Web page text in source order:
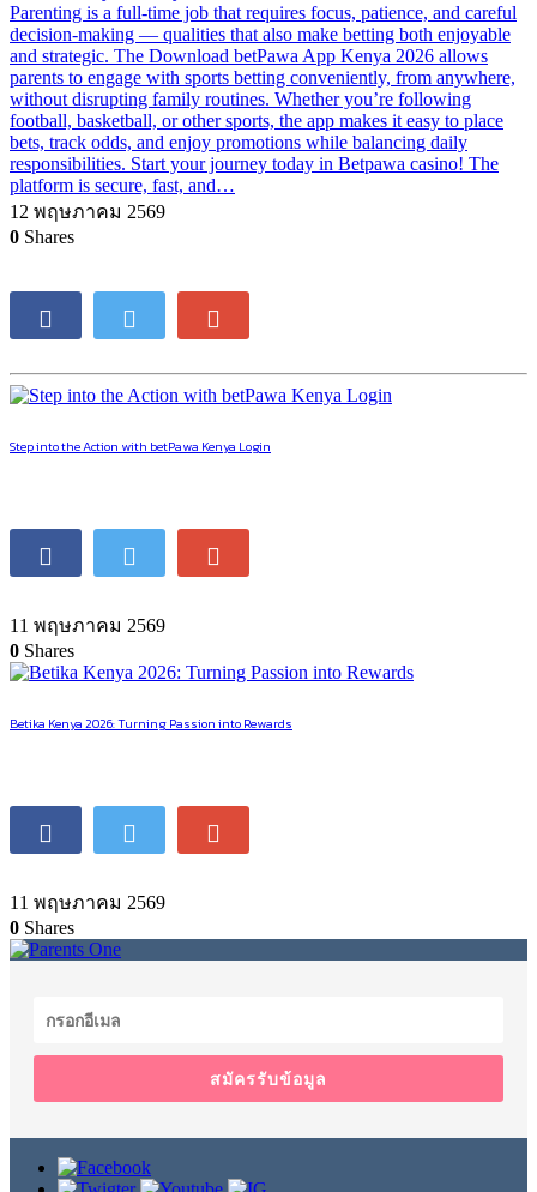
Parenting is a full-time job that requires focus, patience, and careful
decision-making — qualities that also make betting both enjoyable
and strategic. The Download betPawa App Kenya 2026 allows
parents to engage with sports betting conveniently, from anywhere,
without disrupting family routines. Whether you’re following
football, basketball, or other sports, the app makes it easy to place
bets, track odds, and enjoy promotions while balancing daily
responsibilities. Start your journey today in Betpawa casino! The
platform is secure, fast, and…
12 พฤษภาคม 2569
0 Shares
Step into the Action with betPawa Kenya Login
11 พฤษภาคม 2569
0 Shares
Betika Kenya 2026: Turning Passion into Rewards
11 พฤษภาคม 2569
0 Shares
สมัครรับข้อมูล